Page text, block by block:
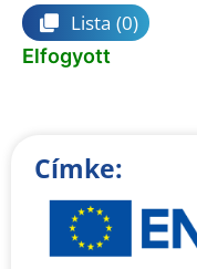
Lista (0)
Elfogyott
Címke: